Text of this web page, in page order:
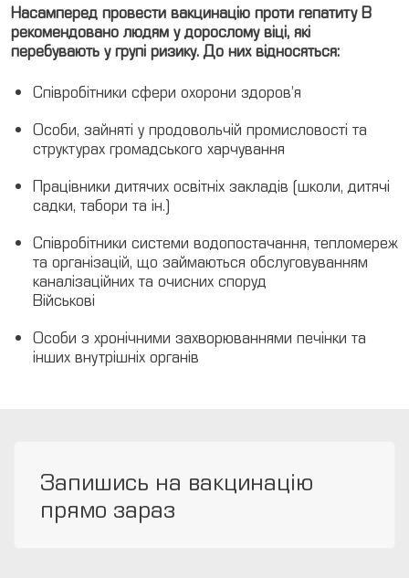
Насамперед провести вакцинацію проти гепатиту В
рекомендовано людям у дорослому віці, які
перебувають у групі ризику. До них відносяться:
Співробітники сфери охорони здоров’я
Особи, зайняті у продовольчій промисловості та
структурах громадського харчування
Працівники дитячих освітніх закладів (школи, дитячі
садки, табори та ін.)
Співробітники системи водопостачання, тепломереж
та організацій, що займаються обслуговуванням
каналізаційних та очисних споруд
Військові
Особи з хронічними захворюваннями печінки та
інших внутрішніх органів
Запишись на вакцинацію
прямо зараз